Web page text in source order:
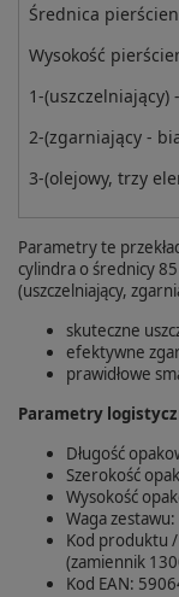
Średnica
Wysokość
1-(uszczelniający)
2-(zgarniający -
3-(olejowy, trzy
Parametry te
cylindra o średnicy
(uszczelniający,
skuteczne
efektywne
prawidłowe
Parametry
Długość
Szerokość
Wysokość
Waga
Kod produktu
(zamiennik
Kod EAN: